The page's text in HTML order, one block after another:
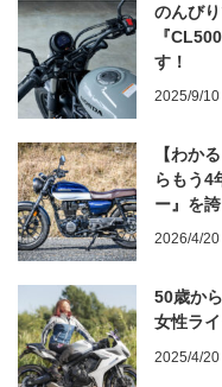
のんび
『
す！
2025/9/10
【わか
らもう4
ー』を
う？
2026/4/20
50歳か
女性ラ
2025/4/20